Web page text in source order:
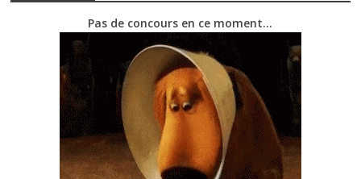
Pas de concours en ce moment…